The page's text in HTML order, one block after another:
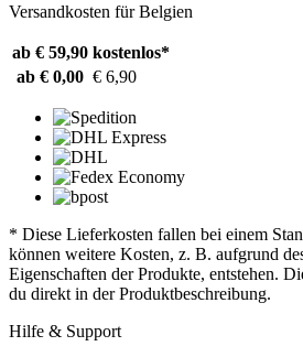
Versandkosten für Belgien
ab € 59,90 kostenlos*
ab € 0,00 € 6,90
* Diese Lieferkosten fallen bei einem
können weitere Kosten, z. B. aufgrund
Eigenschaften der Produkte, entstehen.
du direkt in der Produktbeschreibung.
Hilfe & Support